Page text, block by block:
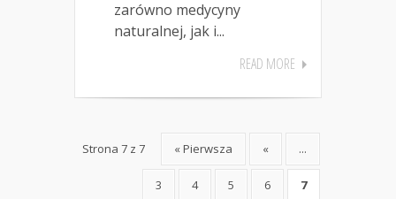
zarówno medycyny
naturalnej, jak i...
READ MORE
Strona 7 z 7 « Pierwsza « ...
3 4 5 6 7